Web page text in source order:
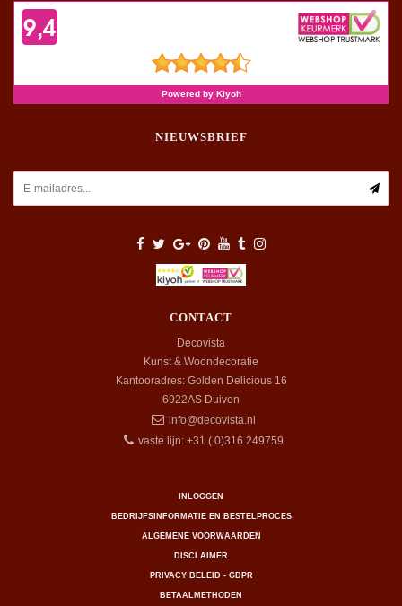
NIEUWSBRIEF
CONTACT
Decovista
Kunst & Woondecoratie
Kantooradres: Golden Delicious 16
6922AS Duiven
info@decovista.nl
vaste lijn: +31 ( 0)316 249759
INLOGGEN
BEDRIJFSINFORMATIE EN BESTELPROCES
ALGEMENE VOORWAARDEN
DISCLAIMER
PRIVACY BELEID - GDPR
BETAALMETHODEN